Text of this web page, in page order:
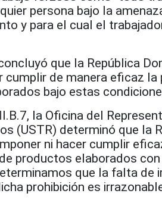
persona bajo la
y para el cual el
que la República
cumplir de manera eficaz la
bajo estas
la Oficina del
(USTR) determinó que la
ni hacer cumplir
productos elaborados
que la falta de
prohibición es